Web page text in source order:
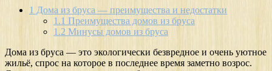
1 Дома из бруса — преимущества и недостатки
1.1 Преимущества домов из бруса
1.2 Минусы домов из бруса
Дома из бруса — это экологически безвредное и очень уютное
жильё, спрос на которое в последнее время заметно возрос.